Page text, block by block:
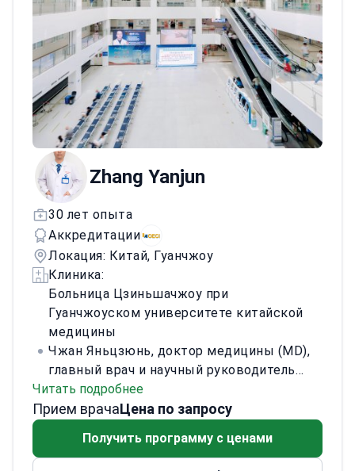
по здоровью полости рта в
Стоматологической больнице Wilson
(Шэньчжэнь). Специализируется на
эстетических цельнокерамических
винирах (более 2,5 лет), цифровом
дизайне улыбки (DSD), реставрациях E-
max и композитах. Оказывает
реставрационную, эндодонтическую,
пародонтологическую, ортопедическую
помощь, выполняет отбеливание и
базовую ортодонтию. Использует
внутриротовой сканер, КЛКТ и
операционный микроскоп.
десятки мастер-классов JDA/JADS/AHA и
посетил сотни лекций. Высоко оценён за
безболезненное лечение и естественный
вид виниров.
Zhang Yanjun
30 лет опыта
Аккредитации
Локация: Китай, Гуанчжоу
Клиника:
Больница Цзиньшачжоу при
Гуанчжоуском университете китайской
медицины
Чжан Яньцзюнь, доктор медицины (MD),
главный врач и научный руководитель
магистрантов, имеет 30 лет опыта в
визуализации опухолей и радиационной
профиль включает первичные и
Читать подробнее
Прием врачаЦена по запросу
Получить программу с ценами